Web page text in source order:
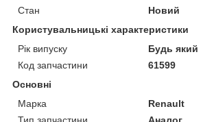
Стан
Новий
Користувальницькі характеристики
Рік випуску
Будь який
Код запчастини
61599
Основні
Марка
Renault